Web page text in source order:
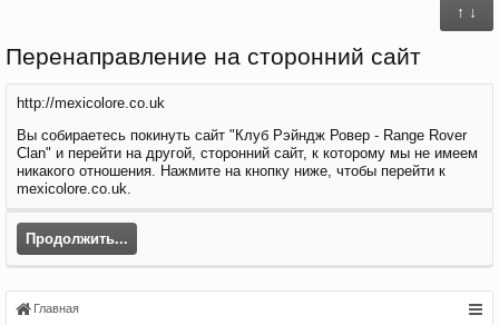
↑ ↓
Перенаправление на сторонний сайт
http://mexicolore.co.uk
Вы собираетесь покинуть сайт "Клуб Рэйндж Ровер - Range Rover
Clan" и перейти на другой, сторонний сайт, к которому мы не имеем
никакого отношения. Нажмите на кнопку ниже, чтобы перейти к
mexicolore.co.uk.
Продолжить...
Главная